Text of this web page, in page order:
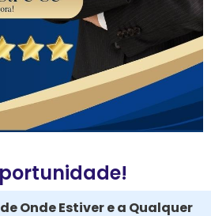
Onde Estiver e a Qualquer